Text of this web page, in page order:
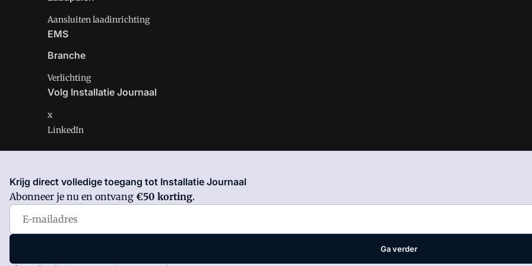
Aansluiten laadinrichting
EMS
Branche
Verlichting
Volg Installatie Journaal
x
LinkedIn
Installatie Journaal is onderdeel van VMN media. Lees in
VoorwaardenenPrivacy en Cookie beleid
Krijg direct volledige toegang tot Installatie Journaal
Abonneer je nu en ontvang €50 korting.
Ga verder